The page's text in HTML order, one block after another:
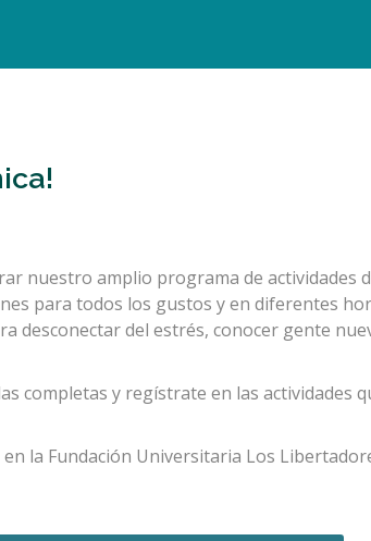
nuestro amplio programa de actividades
para todos los gustos y en diferentes
desconectar del estrés, conocer gente
completas y regístrate en las actividades
la Fundación Universitaria Los